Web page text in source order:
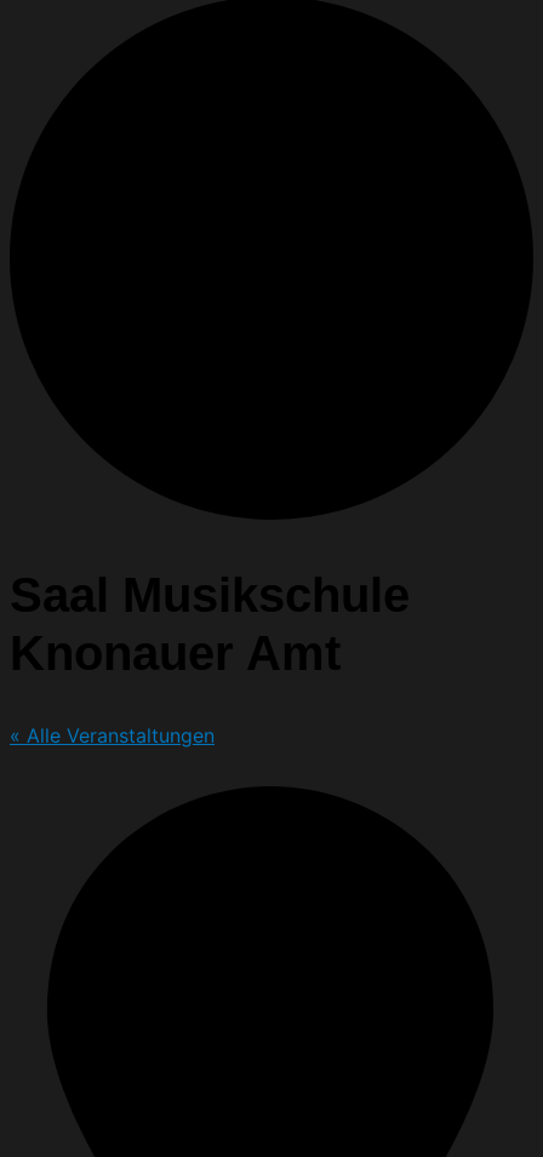
Saal Musikschule
Knonauer Amt
« Alle Veranstaltungen